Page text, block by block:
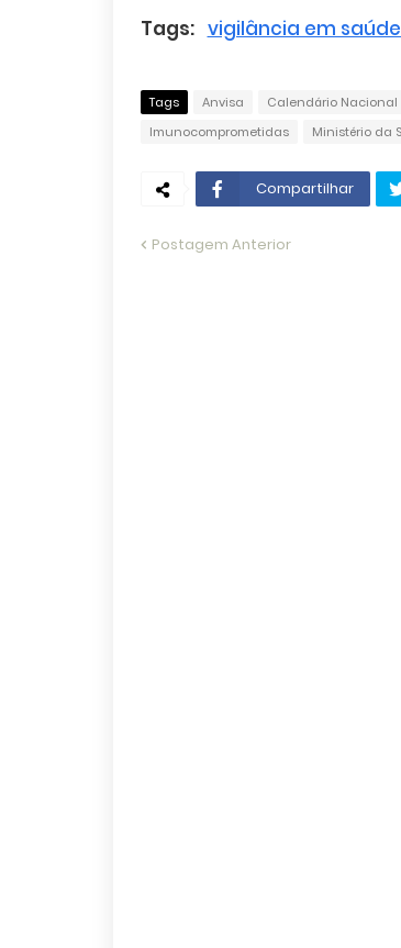
Tags: vigilância em
Tags Anvisa Calendário
Imunocomprometidas
Ministério da
Compartilhar
Postagem Anterior